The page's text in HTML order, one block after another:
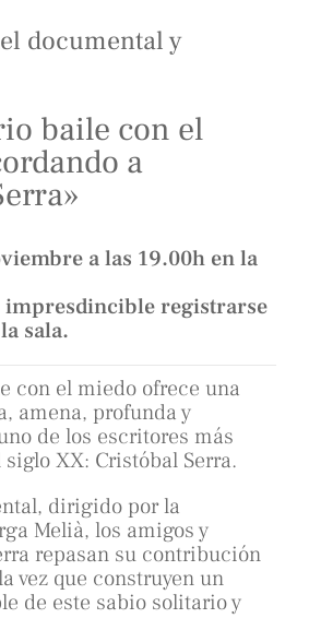
documental y
baile con el
a
a las 19.00h en la
registrarse
sala.
con el miedo ofrece una
amena, profunda y
de los escritores más
XX: Cristóbal Serra.
dirigido por la
Melià, los amigos y
repasan su contribución
vez que construyen un
de este sabio solitario y